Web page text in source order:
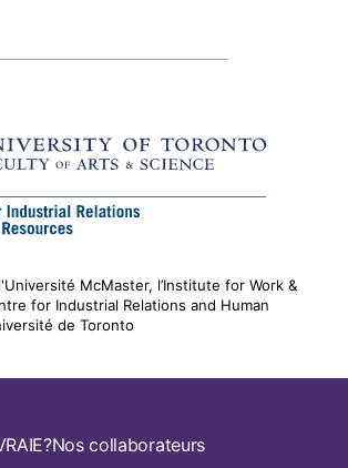
McMaster, l’Institute for Work &
for Industrial Relations and Human
de Toronto
Nos collaborateurs